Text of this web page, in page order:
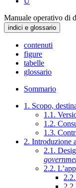
Manuale operativo di
indici e glossario
contenuti
figure
tabelle
glossario
Sommario
1. Scopo,
1.1.
1.2.
1.3.
2. Introduzione
2.1.
2.2.